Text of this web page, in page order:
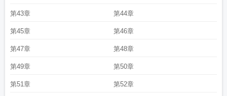
第43章 第44章
第45章 第46章
第47章 第48章
第49章 第50章
第51章 第52章